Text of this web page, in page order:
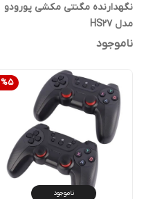
نگهدارنده مگنتی مکشی پورودو
مدل HS27
ناموجود
%5
ناموجود